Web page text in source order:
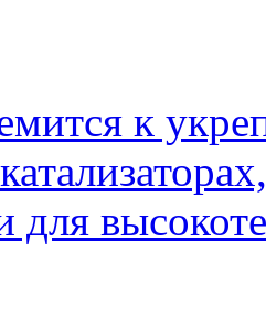
к
для